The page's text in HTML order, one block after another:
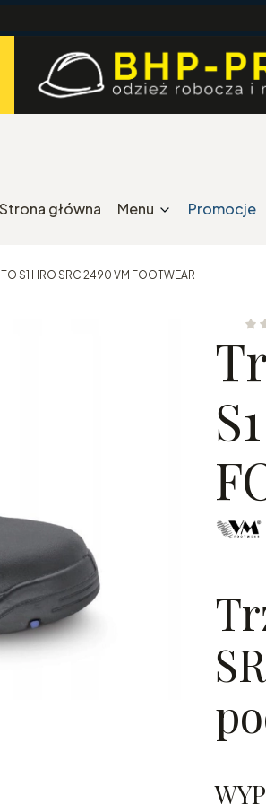
Strona główna Menu Promocje
S1 HRO SRC 2490 VM FOOTWEAR